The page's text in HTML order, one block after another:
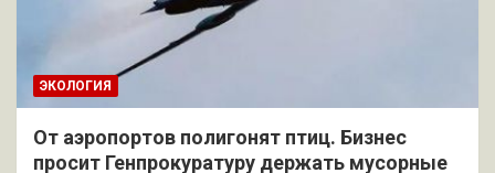
ЭКОЛОГИЯ
От аэропортов полигонят птиц. Бизнес
просит Генпрокуратуру держать мусорные